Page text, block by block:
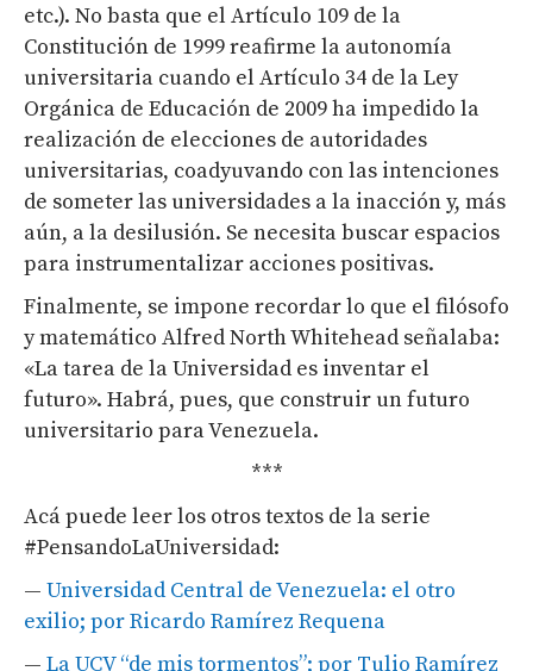
etc.). No basta que el Artículo 109 de la
Constitución de 1999 reafirme la autonomía
universitaria cuando el Artículo 34 de la Ley
Orgánica de Educación de 2009 ha impedido la
realización de elecciones de autoridades
universitarias, coadyuvando con las intenciones
de someter las universidades a la inacción y, más
aún, a la desilusión. Se necesita buscar espacios
para instrumentalizar acciones positivas.
Finalmente, se impone recordar lo que el filósofo
y matemático Alfred North Whitehead señalaba:
«La tarea de la Universidad es inventar el
futuro». Habrá, pues, que construir un futuro
universitario para Venezuela.
***
Acá puede leer los otros textos de la serie
#PensandoLaUniversidad:
— Universidad Central de Venezuela: el otro
exilio; por Ricardo Ramírez Requena
— La UCV “de mis tormentos”; por Tulio Ramírez